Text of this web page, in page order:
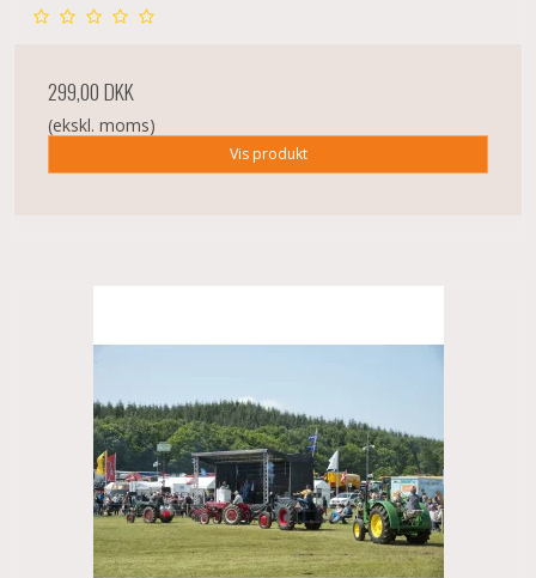
299,00 DKK
(ekskl. moms)
Vis produkt